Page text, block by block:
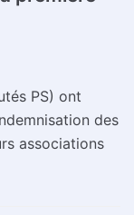
PS) ont
des
associations